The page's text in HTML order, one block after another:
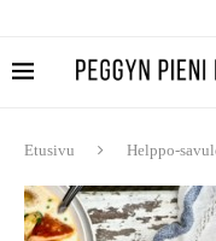
Etusivu Helppo-